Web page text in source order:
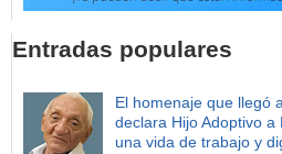
Entradas populares
El homenaje que llegó
declara Hijo Adoptivo
una vida de trabajo y